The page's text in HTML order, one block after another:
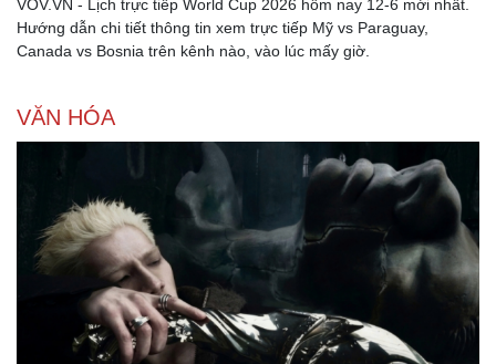
VOV.VN - Lịch trực tiếp World Cup 2026 hôm nay 12-6 mới nhất.
Hướng dẫn chi tiết thông tin xem trực tiếp Mỹ vs Paraguay,
Canada vs Bosnia trên kênh nào, vào lúc mấy giờ.
VĂN HÓA